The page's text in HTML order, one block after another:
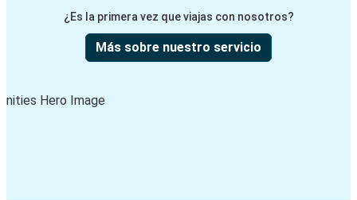
¿Es la primera vez que viajas con nosotros?
Más sobre nuestro servicio